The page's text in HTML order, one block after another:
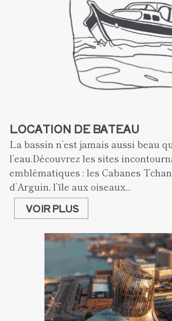
LOCATION DE BATEAU
La bassin n’est jamais aussi beau
l’eau.Découvrez les sites
emblématiques : les Cabanes
d’Arguin, l’ïle aux oiseaux...
VOIR PLUS